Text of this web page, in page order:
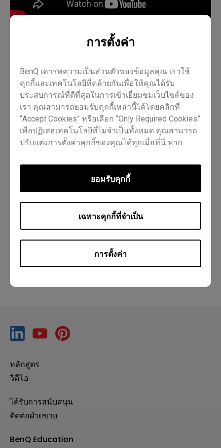
การตั้งค่า
BenQ เคารพความเป็นส่วนตัวของข้อมูลคุณ เราใช้
คุกกี้และเทคโนโลยีที่คล้ายกันเพื่อให้คุณได้รับ
ประสบการณ์ที่ดีที่สุดในการเข้าเยี่ยมชมเว็บไซต์ของ
เรา คุณสามารถยอมรับคุกกี้เหล่านี้ได้โดยคลิกที่
“Accept Cookies” หรือเลือก “Only Required Cookies”
เพื่อปฏิเสธเทคโนโลยีที่ไม่จำเป็นทั้งหมด คุณสามารถ
ปรับแต่งการตั้งค่าคุกกี้ของคุณได้ทุกเมื่อที่นี่ หาก
Policyและนโยบายความเป็นส่วนตัวของเรา
การตั้งค่า
เฉพาะคุกกี้ที่จำเป็น
ยอมรับคุกกี้
Pro RP03 Master RM03 Master RM02 Essential RE01
ครู ไอที เทรนเนอร์
ข้อมูลนี้มีประโยชน์ไหม?
ก่อนหน้า ถัดไป
หลักสูตร
วิดีโอ
ได้รับการสนับสนุน
ติดต่อฝ่ายขาย
BenQ Education